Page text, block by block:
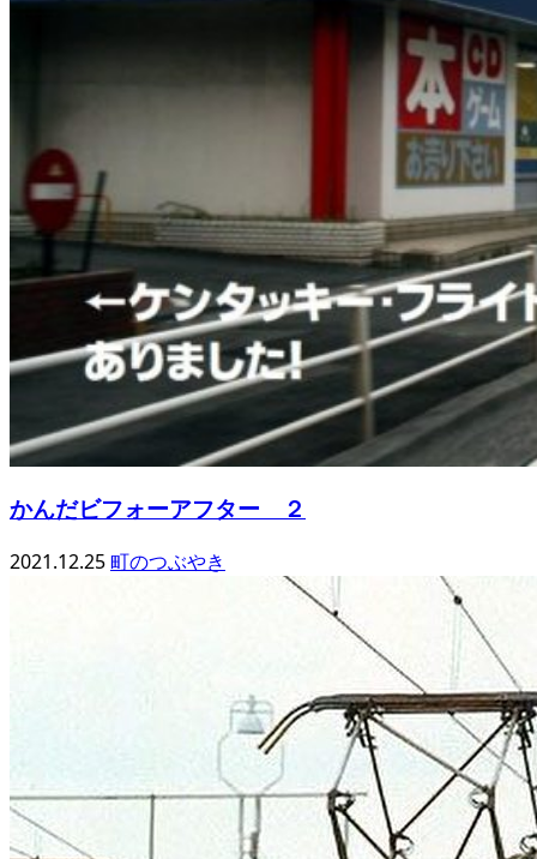
かんだビフォーアフター ２
2021.12.25町のつぶやき